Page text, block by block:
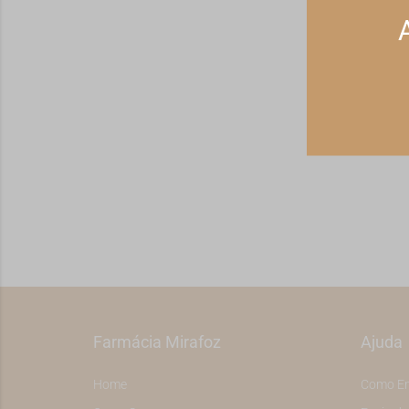
Receba
Farmácia Mirafoz
Home
Ajuda
Como